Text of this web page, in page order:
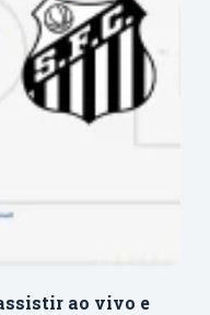
ao vivo e